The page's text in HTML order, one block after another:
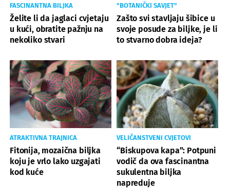
FASCINANTNA BILJKA
Želite li da jaglaci cvjetaju
u kući, obratite pažnju na
nekoliko stvari
"BOTANIČKI SAVJET"
Zašto svi stavljaju šibice u
svoje posude za biljke, je li
to stvarno dobra ideja?
ATRAKTIVNA TRAJNICA
Fitonija, mozaična biljka
koju je vrlo lako uzgajati
kod kuće
VELIČANSTVENI CVJETOVI
“Biskupova kapa”: Potpuni
vodič da ova fascinantna
sukulentna biljka
napreduje